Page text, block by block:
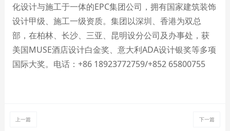
化设计与施工于一体的EPC集团公司，拥有国家建筑装饰
设计甲级、施工一级资质。集团以深圳、香港为双总
部，在柏林、长沙、三亚、昆明设分公司及办事处，获
美国MUSE酒店设计白金奖、意大利ADA设计银奖等多项
国际大奖。电话：+86 18923772759/+852 65800755
上一篇 下一篇